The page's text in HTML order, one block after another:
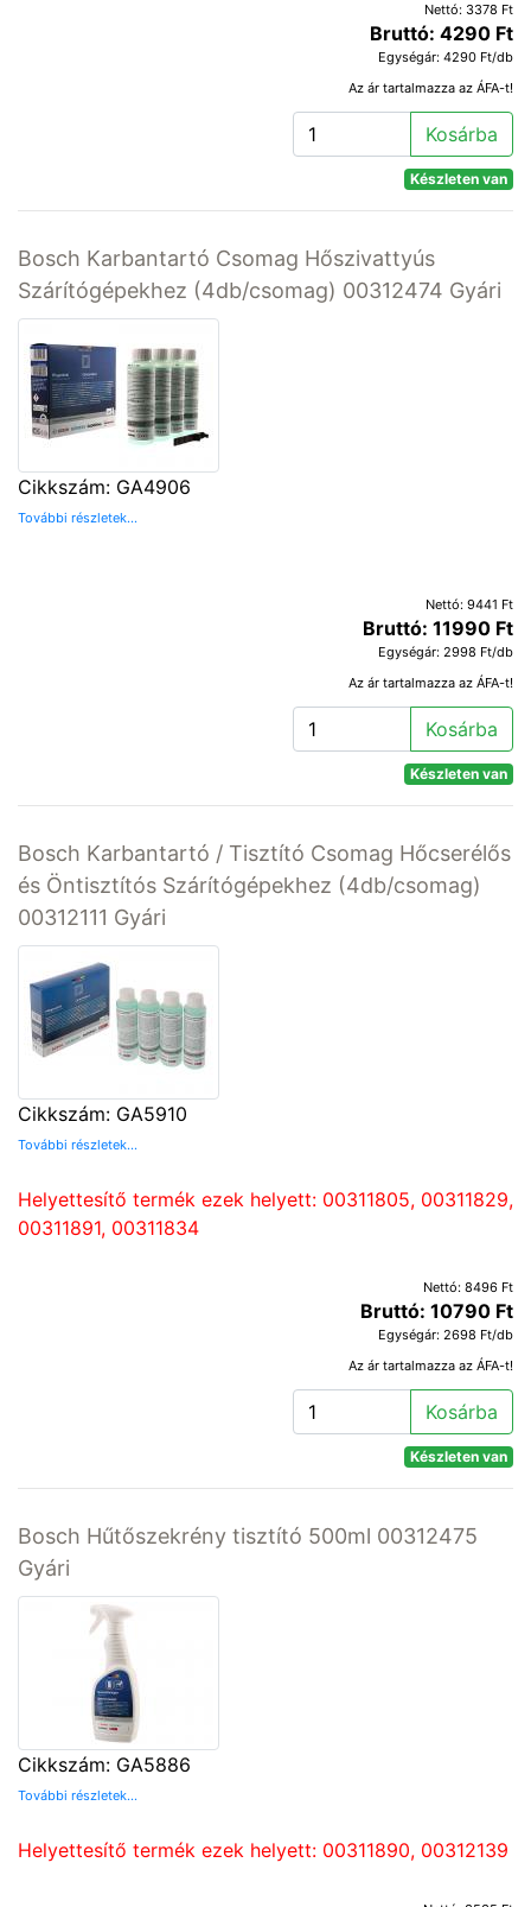
Nettó: 3378 Ft
Bruttó: 4290 Ft
Egységár: 4290 Ft/db
Az ár tartalmazza az ÁFA-t!
Kosárba
Készleten van
Bosch Karbantartó Csomag Hőszivattyús
Szárítógépekhez (4db/csomag) 00312474 Gyári
Cikkszám: GA4906
További részletek...
Nettó: 9441 Ft
Bruttó: 11990 Ft
Egységár: 2998 Ft/db
Az ár tartalmazza az ÁFA-t!
Kosárba
Készleten van
Bosch Karbantartó / Tisztító Csomag Hőcserélős
és Öntisztítós Szárítógépekhez (4db/csomag)
00312111 Gyári
Cikkszám: GA5910
További részletek...
Helyettesítő termék ezek helyett: 00311805, 00311829,
00311891, 00311834
Nettó: 8496 Ft
Bruttó: 10790 Ft
Egységár: 2698 Ft/db
Az ár tartalmazza az ÁFA-t!
Kosárba
Készleten van
Bosch Hűtőszekrény tisztító 500ml 00312475
Gyári
Cikkszám: GA5886
További részletek...
Helyettesítő termék ezek helyett: 00311890, 00312139